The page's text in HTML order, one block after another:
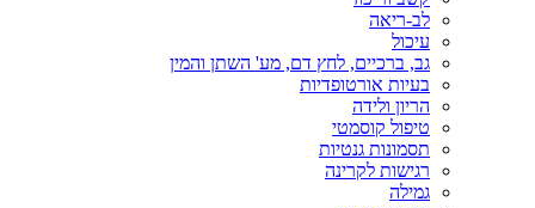
לב-ריאה
עיכול
גב, ברכיים, לחץ דם, מע' השתן והמין
בעיות אורטופדיות
הריון ולידה
טיפול קוסמטי
תסמונות גנטיות
רגישות לקרינה
גמילה